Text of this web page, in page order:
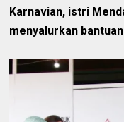
Karnavian, istri
menyalurkan